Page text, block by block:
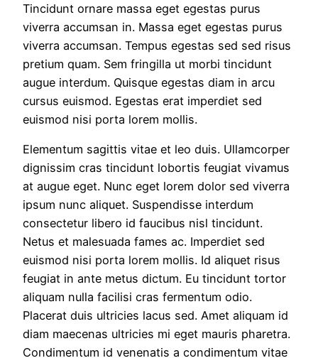
Tincidunt ornare massa eget egestas purus
viverra accumsan in. Massa eget egestas purus
viverra accumsan. Tempus egestas sed sed risus
pretium quam. Sem fringilla ut morbi tincidunt
augue interdum. Quisque egestas diam in arcu
cursus euismod. Egestas erat imperdiet sed
euismod nisi porta lorem mollis.
Elementum sagittis vitae et leo duis. Ullamcorper
dignissim cras tincidunt lobortis feugiat vivamus
at augue eget. Nunc eget lorem dolor sed viverra
ipsum nunc aliquet. Suspendisse interdum
consectetur libero id faucibus nisl tincidunt.
Netus et malesuada fames ac. Imperdiet sed
euismod nisi porta lorem mollis. Id aliquet risus
feugiat in ante metus dictum. Eu tincidunt tortor
aliquam nulla facilisi cras fermentum odio.
Placerat duis ultricies lacus sed. Amet aliquam id
diam maecenas ultricies mi eget mauris pharetra.
Condimentum id venenatis a condimentum vitae